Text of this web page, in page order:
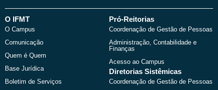
e
o
k
w
t
t
O IFMT
O Campus
Comunicação
Quem é Quem
Base Jurídica
Boletim de Serviços
Pró-Reitorias
Coordenação de Gestão de Pessoas
Administração, Contabilidade e
Finanças
Acesso ao Campus
Diretorias Sistêmicas
Coordenação de Gestão de Pessoas